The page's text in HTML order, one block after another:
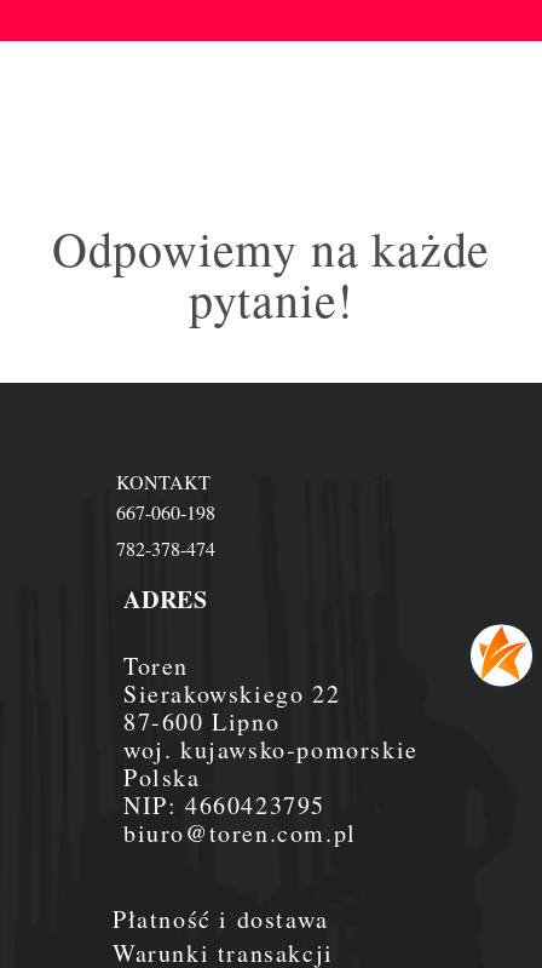
Odpowiemy na każde
pytanie!
Płatność i dostawa
Warunki transakcji
ADRES
Toren
Sierakowskiego 22
87-600 Lipno
woj. kujawsko-pomorskie
Polska
NIP:4660423795
biuro@toren.com.pl
KONTAKT
667-060-198
782-378-474